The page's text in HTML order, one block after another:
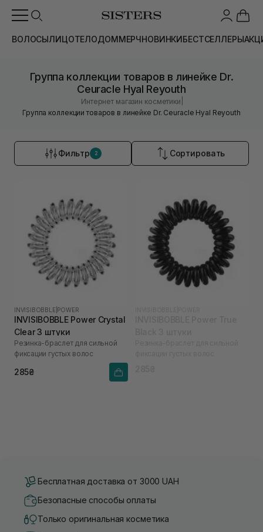
ВОЛОСЫЛИЦОТЕЛОДОММЕРЧНОВИНКИБЕСТСЕЛЛЕРЫ
Группа коллекции товаров в линейке Dr.
Ceuracle Hyal Reyouth
Интернет магазин косметики
Группа коллекции товаров в линейке Dr. Ceuracle Hyal Reyouth
Фильтр 2 Сортировать
INVISIBOBBLE POWER
INVISIBOBBLE Power Crystal
Clear 3 штуки
Резинка-браслет для сильной
фиксации густых волос
285₴
Бесплатная доставка от 3000 UAH
Безопасные способы оплаты
Только оригинальная косметика